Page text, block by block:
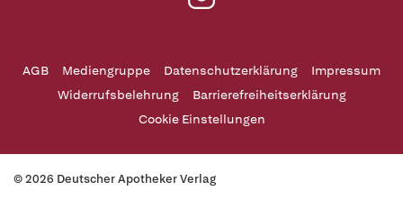
AGB Mediengruppe Datenschutzerklärung
Impressum
Widerrufsbelehrung
Barrierefreiheitserklärung
Cookie Einstellungen
© 2026 Deutscher Apotheker Verlag